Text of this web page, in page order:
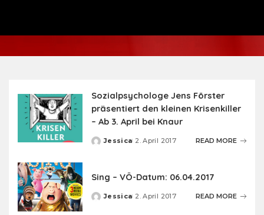
Sozialpsychologe Jens Förster
präsentiert den kleinen Krisenkiller
– Ab 3. April bei Knaur
Posted
Jessica 2. April 2017 READ MORE
Sing – VÖ-Datum: 06.04.2017
Posted
Jessica 2. April 2017 READ MORE